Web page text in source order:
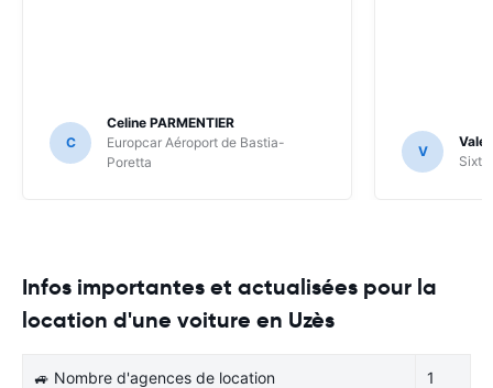
C
Celine PARMENTIER
Europcar Aéroport de Bastia-
Poretta
V
Sixt
Infos importantes et actualisées pour la
location d'une voiture en Uzès
🚙 Nombre d'agences de location 1